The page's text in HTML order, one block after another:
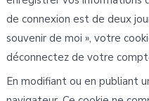
de connexion est de deux
souvenir de moi », votre
déconnectez de votre
En modifiant ou en publiant